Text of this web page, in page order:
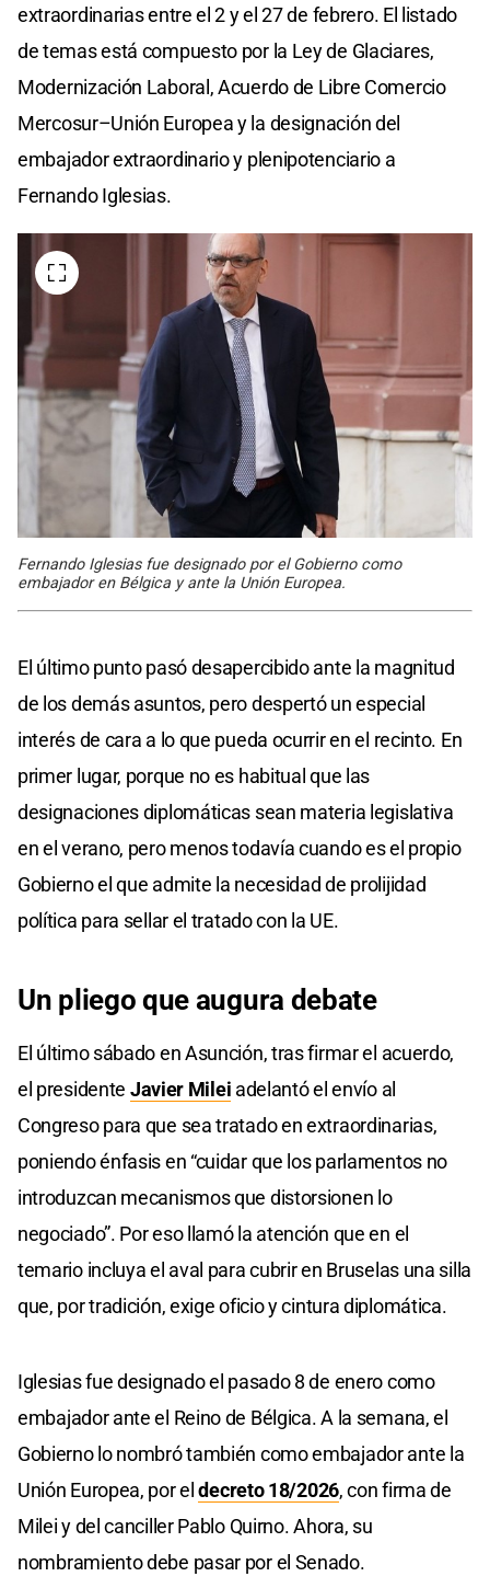
extraordinarias entre el 2 y el 27 de febrero. El listado
de temas está compuesto por la Ley de Glaciares,
Modernización Laboral, Acuerdo de Libre Comercio
Mercosur–Unión Europea y la designación del
embajador extraordinario y plenipotenciario a
Fernando Iglesias.
Fernando Iglesias fue designado por el Gobierno como
embajador en Bélgica y ante la Unión Europea.
El último punto pasó desapercibido ante la magnitud
de los demás asuntos, pero despertó un especial
interés de cara a lo que pueda ocurrir en el recinto. En
primer lugar, porque no es habitual que las
designaciones diplomáticas sean materia legislativa
en el verano, pero menos todavía cuando es el propio
Gobierno el que admite la necesidad de prolijidad
política para sellar el tratado con la UE.
Un pliego que augura debate
El último sábado en Asunción, tras firmar el acuerdo,
el presidente Javier Milei adelantó el envío al
Congreso para que sea tratado en extraordinarias,
poniendo énfasis en “cuidar que los parlamentos no
introduzcan mecanismos que distorsionen lo
negociado”. Por eso llamó la atención que en el
temario incluya el aval para cubrir en Bruselas una silla
que, por tradición, exige oficio y cintura diplomática.
Iglesias fue designado el pasado 8 de enero como
embajador ante el Reino de Bélgica. A la semana, el
Gobierno lo nombró también como embajador ante la
Unión Europea, por eldecreto 18/2026, con firma de
Milei y del canciller Pablo Quirno. Ahora, su
nombramiento debe pasar por el Senado.